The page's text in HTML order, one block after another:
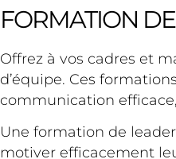
FORMATION
Offrez à vos cadres et
d’équipe. Ces
communication
Une formation de
motiver efficacement